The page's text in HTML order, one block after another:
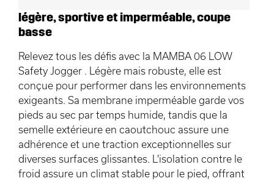
légère, sportive et imperméable, coupe
basse
Relevez tous les défis avec la MAMBA 06 LOW
Safety Jogger . Légère mais robuste, elle est
conçue pour performer dans les environnements
exigeants. Sa membrane imperméable garde vos
pieds au sec par temps humide, tandis que la
semelle extérieure en caoutchouc assure une
adhérence et une traction exceptionnelles sur
diverses surfaces glissantes. L'isolation contre le
froid assure un climat stable pour le pied, offrant